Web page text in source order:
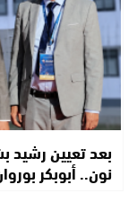
بعد تعيين رشيد
نون.. أبوبكر